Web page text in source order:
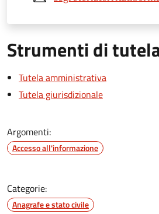
Strumenti di
Tutela amministrativa
Tutela giurisdizionale
Argomenti:
Accesso all'informazione
Categorie:
Anagrafe e stato civile